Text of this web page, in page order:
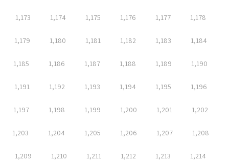
1,173 1,174 1,175 1,176 1,177 1,178
1,179 1,180 1,181 1,182 1,183 1,184
1,185 1,186 1,187 1,188 1,189 1,190
1,191 1,192 1,193 1,194 1,195 1,196
1,197 1,198 1,199 1,200 1,201 1,202
1,203 1,204 1,205 1,206 1,207 1,208
1,209 1,210 1,211 1,212 1,213 1,214